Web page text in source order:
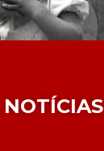
NOTÍCIAS